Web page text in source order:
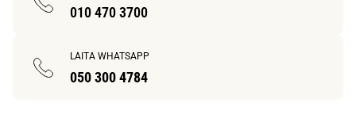
010 470 3700
LAITA WHATSAPP
050 300 4784